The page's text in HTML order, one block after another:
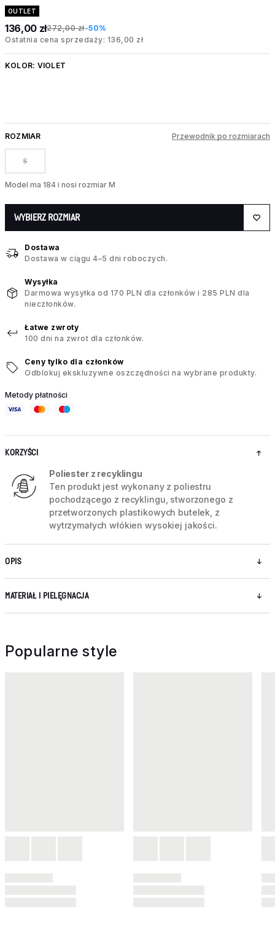
OUTLET
136,00 zł272,00 zł-50%
Ostatnia cena sprzedaży: 136,00 zł
KOLOR: VIOLET
ROZMIAR Przewodnik po rozmiarach
S
Model ma 184 i nosi rozmiar M
WYBIERZ ROZMIAR
Dostawa
Dostawa w ciągu 4–5 dni roboczych.
Wysyłka
Darmowa wysyłka od 170 PLN dla członków i 285 PLN dla
nieczłonków.
Łatwe zwroty
100 dni na zwrot dla członków.
Ceny tylko dla członków
Odblokuj ekskluzywne oszczędności na wybrane produkty.
Metody płatności
KORZYŚCI
Poliester z recyklingu
Ten produkt jest wykonany z poliestru
pochodzącego z recyklingu, stworzonego z
przetworzonych plastikowych butelek, z
wytrzymałych włókien wysokiej jakości.
OPIS
MATERIAŁ I PIELĘGNACJA
Popularne style